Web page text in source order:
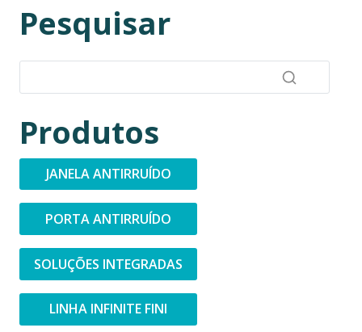
Pesquisar
Produtos
JANELA ANTIRRUÍDO
PORTA ANTIRRUÍDO
SOLUÇÕES INTEGRADAS
LINHA INFINITE FINI